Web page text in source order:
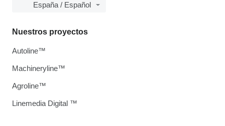
España / Español
Nuestros proyectos
Autoline™
Machineryline™
Agroline™
Linemedia Digital ™